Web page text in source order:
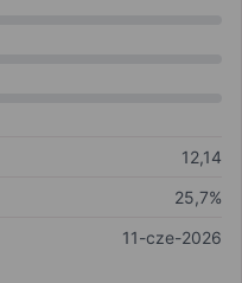
12,14
25,7%
11-cze-2026